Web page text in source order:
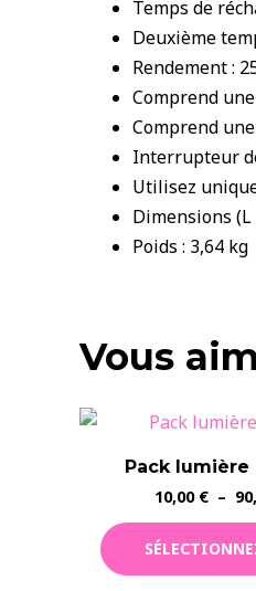
Temps de
Deuxième
Rendement :
Comprend
Comprend
Interrupteur
Utilisez
Dimensions (L
Poids : 3,64 kg
Vous
Pack lumière
10,00 € –